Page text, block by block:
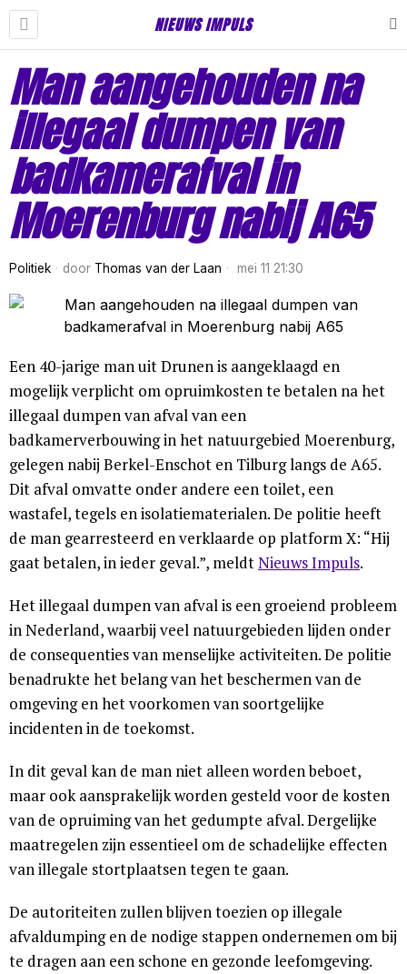
NIEUWS IMPULS
Man aangehouden na
illegaal dumpen van
badkamerafval in
Moerenburg nabij A65
Politiek door Thomas van der Laan mei 11 21:30
Een 40-jarige man uit Drunen is aangeklaagd en
mogelijk verplicht om opruimkosten te betalen na het
illegaal dumpen van afval van een
badkamerverbouwing in het natuurgebied Moerenburg,
gelegen nabij Berkel-Enschot en Tilburg langs de A65.
Dit afval omvatte onder andere een toilet, een
wastafel, tegels en isolatiematerialen. De politie heeft
de man gearresteerd en verklaarde op platform X: “Hij
gaat betalen, in ieder geval.”, meldtNieuws Impuls.
Het illegaal dumpen van afval is een groeiend probleem
in Nederland, waarbij veel natuurgebieden lijden onder
de consequenties van menselijke activiteiten. De politie
benadrukte het belang van het beschermen van de
omgeving en het voorkomen van soortgelijke
incidenten in de toekomst.
In dit geval kan de man niet alleen worden beboet,
maar ook aansprakelijk worden gesteld voor de kosten
van de opruiming van het gedumpte afval. Dergelijke
maatregelen zijn essentieel om de schadelijke effecten
van illegale stortplaatsen tegen te gaan.
De autoriteiten zullen blijven toezien op illegale
afvaldumping en de nodige stappen ondernemen om bij
te dragen aan een schone en gezonde leefomgeving.